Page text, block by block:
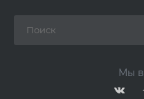
Мы в